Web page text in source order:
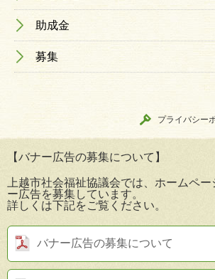
助成金
募集
プライバシー
【バナー広告の募集について】
上越市社会福祉協議会では、ホームペ
ー広告を募集しています。
詳しくは下記をご覧ください。
バナー広告の募集について